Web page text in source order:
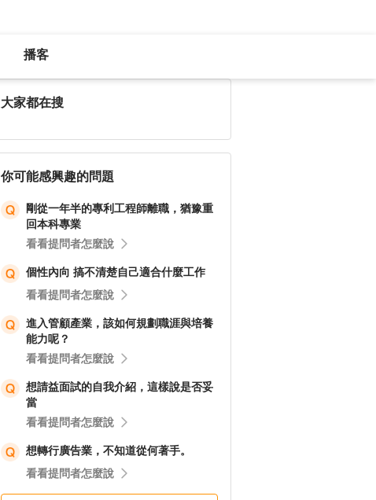
播客
大家都在搜
你可能感興趣的問題
剛從一年半的專利工程師離職，猶豫重
回本科專業
看看提問者怎麼說
個性內向 搞不清楚自己適合什麼工作
看看提問者怎麼說
進入管顧產業，該如何規劃職涯與培養
能力呢？
看看提問者怎麼說
想請益面試的自我介紹，這樣說是否妥
當
看看提問者怎麼說
想轉行廣告業，不知道從何著手。
看看提問者怎麼說